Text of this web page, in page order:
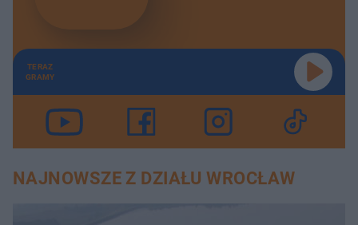
TERAZ
GRAMY
NAJNOWSZE Z DZIAŁU WROCŁAW